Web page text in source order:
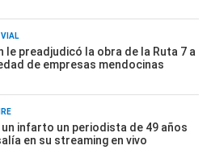
VIAL
le preadjudicó la obra de la Ruta 7 a
de empresas mendocinas
un infarto un periodista de 49 años
en su streaming en vivo